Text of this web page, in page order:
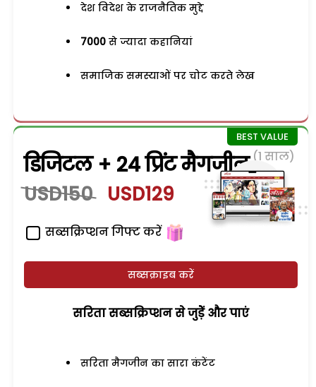
देश विदेश के राजनैतिक मुद्दे
7000 से ज्यादा कहानियां
समाजिक समस्याओं पर चोट करते लेख
डिजिटल + 24 प्रिंट मैगजीन (1 साल)
USD150 USD129
सब्सक्रिप्शन गिफ्ट करें
सब्सक्राइब करें
सरिता सब्सक्रिप्शन से जुड़ेें और पाएं
सरिता मैगजीन का सारा कंटेंट